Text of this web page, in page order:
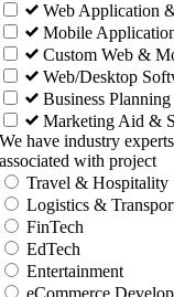
Web Application
Mobile
Custom Web &
Web/Desktop
Business
Marketing Aid &
We have industry
associated with project
Travel & Hospitality
Logistics &
FinTech
EdTech
Entertainment